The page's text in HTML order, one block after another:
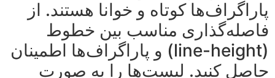
پاراگراف‌ها کوتاه و خوانا هستند. از
فاصله‌گذاری مناسب بین خطوط
(line-height) و پاراگراف‌ها اطمینان
حاصل کنید. لیست‌ها را به صورت